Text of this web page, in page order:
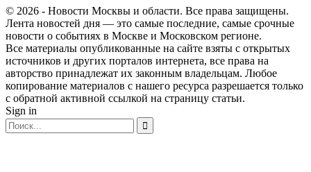
© 2026 - Новости Москвы и области. Все права защищены.
Лента новостей дня — это самые последние, самые срочные
новости о событиях в Москве и Московском регионе.
Все материалы опубликованные на сайте взяты с открытых
источников и других порталов интернета, все права на
авторство принадлежат их законным владельцам. Любое
копирование материалов с нашего ресурса разрешается только
с обратной активной ссылкой на страницу статьи.
Sign in